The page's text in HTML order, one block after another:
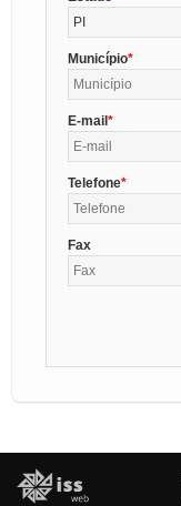
PI
Município
E-mail
Telefone
Fax